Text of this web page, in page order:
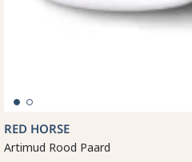
RED HORSE
Artimud Rood Paard